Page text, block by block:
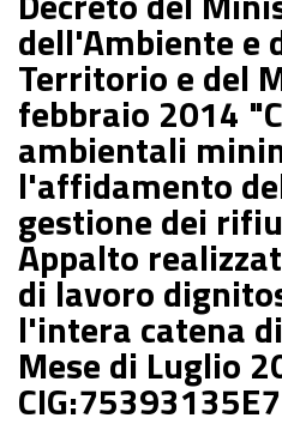
dell'Ambiente e
Territorio e del
febbraio 2014
ambientali
l'affidamento
gestione dei
Appalto
di lavoro
l'intera catena
Mese di Luglio